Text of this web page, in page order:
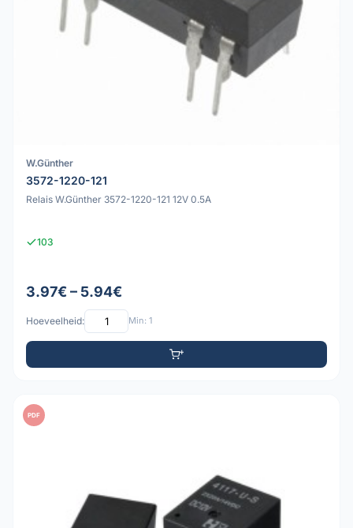
W.Günther
3572-1220-121
Relais W.Günther 3572-1220-121 12V 0.5A
103
3.97€ – 5.94€
Hoeveelheid: Min: 1
PDF